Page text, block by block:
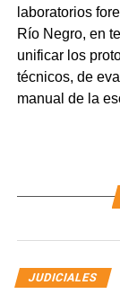
laboratorios
Río Negro, en
unificar los
técnicos, de
manual de la
JUDICIALES